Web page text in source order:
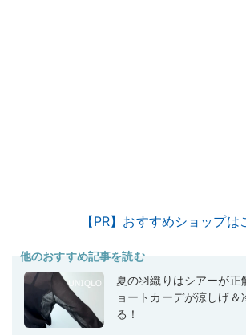
【PR】おすすめショップは
他のおすすめ記事を読む
夏の羽織りはシアーが
ョートカーデが涼しげ＆
る！